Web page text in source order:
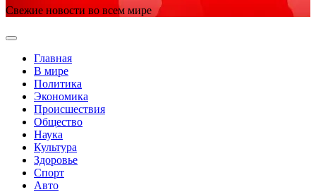
Свежие новости во всем мире
Главная
В мире
Политика
Экономика
Происшествия
Общество
Наука
Культура
Здоровье
Спорт
Авто